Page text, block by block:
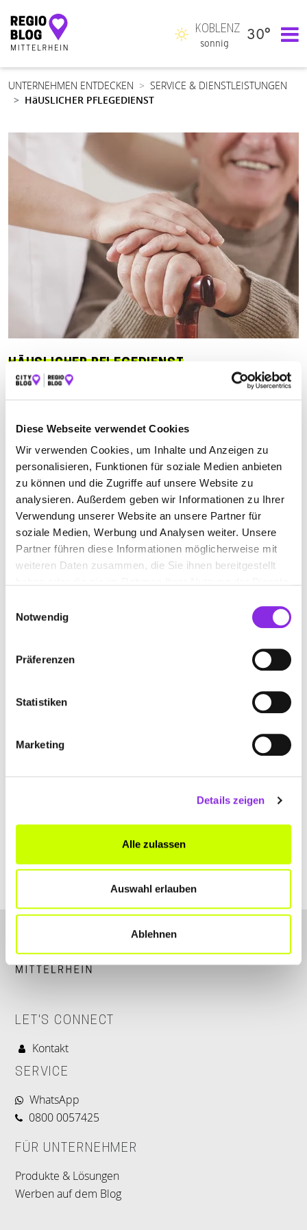
Diese Webseite verwendet Cookies
Wir verwenden Cookies, um Inhalte und Anzeigen zu
personalisieren, Funktionen für soziale Medien anbieten
zu können und die Zugriffe auf unsere Website zu
analysieren. Außerdem geben wir Informationen zu Ihrer
Verwendung unserer Website an unsere Partner für
soziale Medien, Werbung und Analysen weiter. Unsere
Partner führen diese Informationen möglicherweise mit
weiteren Daten zusammen, die Sie ihnen bereitgestellt
Notwendig
Präferenzen
Statistiken
Marketing
Details zeigen
Alle zulassen
Auswahl erlauben
Ablehnen
Hauptnavigation
KOBLENZ
sonnig
30°
UNTERNEHMEN ENTDECKEN
SERVICE & DIENSTLEISTUNGEN
HäUSLICHER PFLEGEDIENST
HÄUSLICHER PFLEGEDIENST
Suchen nach
Finden
ALLE NIEDERBREITBACH WEISEL
EUWELL GMBH AMBULANTER
www.euwell-krankenpflegedienst.de
IHRE PFLEGE DAHEIM – R. FREUND & E.
KOBLENZER GBR
| 56348 Weisel DE
+496774916872
www.ipd-weisel.de
LET'S CONNECT
Kontakt
SERVICE
WhatsApp
0800 0057425
FÜR UNTERNEHMER
Produkte & Lösungen
Werben auf dem Blog